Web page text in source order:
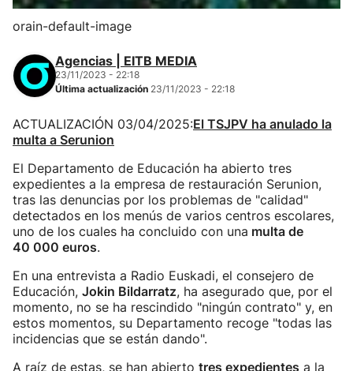
orain-default-image
Agencias | EITB MEDIA
23/11/2023 - 22:18
Última actualización 23/11/2023 - 22:18
ACTUALIZACIÓN 03/04/2025:El TSJPV ha anulado la
multa a Serunion
El Departamento de Educación ha abierto tres
expedientes a la empresa de restauración Serunion,
tras las denuncias por los problemas de "calidad"
detectados en los menús de varios centros escolares,
uno de los cuales ha concluido con una multa de
40 000 euros.
En una entrevista a Radio Euskadi, el consejero de
Educación, Jokin Bildarratz, ha asegurado que, por el
momento, no se ha rescindido "ningún contrato" y, en
estos momentos, su Departamento recoge "todas las
incidencias que se están dando".
A raíz de estas, se han abierto tres expedientes a la